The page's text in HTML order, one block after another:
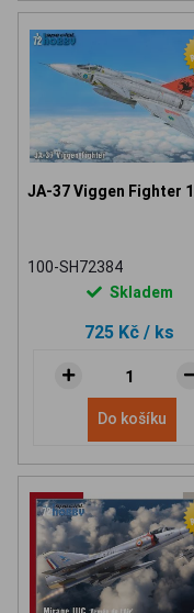
JA-37 Viggen Fighter
100-SH72384
Skladem
725 Kč / ks
Do košíku